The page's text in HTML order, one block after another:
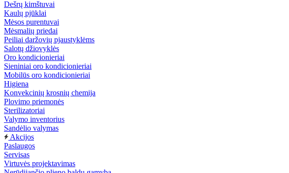
Dešrų kimštuvai
Kaulų pjūklai
Mėsos purentuvai
Mėsmalių priedai
Peiliai daržovių pjaustyklėms
Salotų džiovyklės
Oro kondicionieriai
Sieniniai oro kondicionieriai
Mobilūs oro kondicionieriai
Higiena
Konvekcinių krosnių chemija
Plovimo priemonės
Sterilizatoriai
Valymo inventorius
Sandėlio valymas
Akcijos
Paslaugos
Servisas
Virtuvės projektavimas